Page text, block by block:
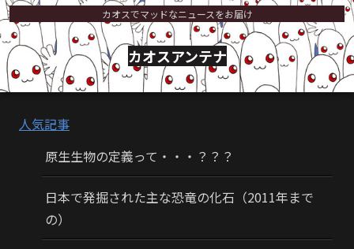
カオスでマッドなニュースをお届け
カオスアンテナ
人気記事
原生生物の定義って・・・？？？
日本で発掘された主な恐竜の化石（2011年まで
の）